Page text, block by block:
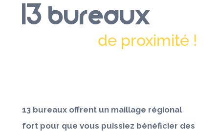
13 bureaux
de proximité !
13 bureaux offrent un maillage régional
fort pour que vous puissiez bénéficier des